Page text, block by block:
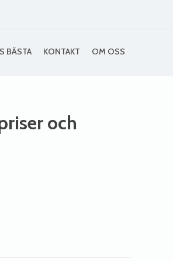
BÄSTA KONTAKT OM OSS
och